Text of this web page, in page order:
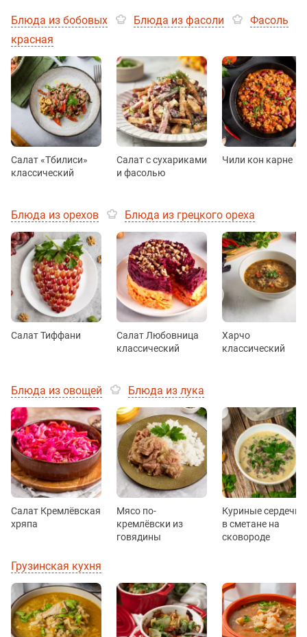
Блюда из бобовых Блюда из фасоли
Фасоль
красная
Салат «Тбилиси»
классический
Салат с сухариками
и фасолью
Чили кон карне
Блюда из орехов Блюда из грецкого ореха
Салат Тиффани
Салат Любовница
классический
Харчо
классический
Блюда из овощей Блюда из лука
Салат Кремлёвская
хряпа
Мясо по-
кремлёвски из
говядины
Куриные сердечки
в сметане на
сковороде
Грузинская кухня